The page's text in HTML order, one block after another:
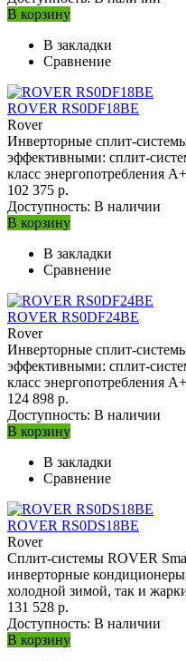
В корзину
В закладки
Сравнение
ROVER RS0DF18BE
Rover
Инверторные сплит-
эффективными: сплит-
класс энергопотребления
102 375 р.
Доступность: В наличии
В корзину
В закладки
Сравнение
ROVER RS0DF24BE
Rover
Инверторные сплит-
эффективными: сплит-
класс энергопотребления
124 898 р.
Доступность: В наличии
В корзину
В закладки
Сравнение
ROVER RS0DS18BE
Rover
Сплит-системы ROVER
инверторные
холодной зимой, так и
131 528 р.
Доступность: В наличии
В корзину